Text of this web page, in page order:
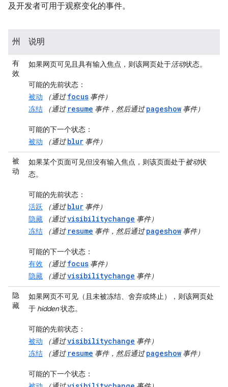
及开发者可用于观察变化的事件。
州 说明
有
效
如果网页可见且具有输入焦点，则该网页处于活动状态。
可能的先前状态 ：
被动
（通过focus 事件）
冻结
（通过 resume 事件，然后通过pageshow 事件）
可能的下一个状态 ：
被动
（通过blur 事件）
被
动
如果某个页面可见但没有输入焦点，则该页面处于被动状
态。
可能的先前状态 ：
活跃
（通过blur 事件）
隐藏
（通过visibilitychange 事件）
冻结
（通过 resume 事件，然后通过pageshow 事件）
可能的下一个状态 ：
有效
（通过focus 事件）
隐藏
（通过visibilitychange 事件）
隐
藏
如果网页不可见（且未被冻结、舍弃或终止），则该网页处
于 hidden状态。
可能的先前状态 ：
被动
（通过visibilitychange 事件）
冻结
（通过 resume 事件，然后通过pageshow 事件）
可能的下一个状态 ：